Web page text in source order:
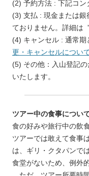
(2) 予約方法 : 下記コン
(3) 支払 : 現金または銀
ておりません。詳細は
(4) キャンセル : 通常期
更・キャンセルについ
(5) その他：入山登記
いたします。
ツアー中の食事につい
食の好みや旅行中の飲
ツアーでは敢えて食事
は、ギリ・クタパンで
食堂がないため、例外